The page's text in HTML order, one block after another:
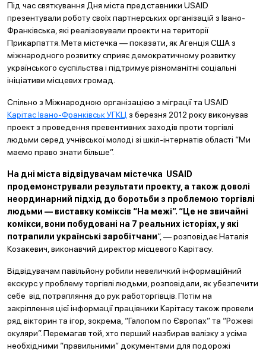
Під час святкування Дня міста представники USAID
презентували роботу своїх партнерських організацій з Івано-
Франківська, які реалізовували проекти на території
Прикарпаття. Мета містечка — показати, як Агенція США з
міжнародного розвитку сприяє демократичному розвитку
українського суспільства і підтримує різноманітні соціальні
ініціативи місцевих громад.
Спільно з Міжнародною організацією з міграції та USAID
Карітас Івано-Франківськ УГКЦ з березня 2012 року виконував
проект з проведення превентивних заходів проти торгівлі
людьми серед учнівської молоді зі шкіл-інтернатів області “Ми
маємо право знати більше”.
На дні міста відвідувачам містечка USAID
продемонстрували результати проекту, а також доволі
неординарний підхід до боротьби з проблемою торгівлі
людьми — виставку коміксів “На межі”. “Це не звичайні
комікси, вони побудовані на 7 реальних історіях, у які
потрапили українські заробітчани”, — розповідає Наталія
Козакевич, виконавчий директор місцевого Карітасу.
Відвідувачам павільйону робили невеличкий інформаційний
екскурс у проблему торгівлі людьми, розповідали, як убезпечити
себе від потрапляння до рук работоргівців. Потім на
закріплення цієї інформації працівники Карітасу також провели
ряд вікторин та ігор, зокрема, “Галопом по Європах” та “Рожеві
окуляри”. Перемагав той, хто перший назбирав валізку з усіма
необхідними “правильними” документами для подорожі